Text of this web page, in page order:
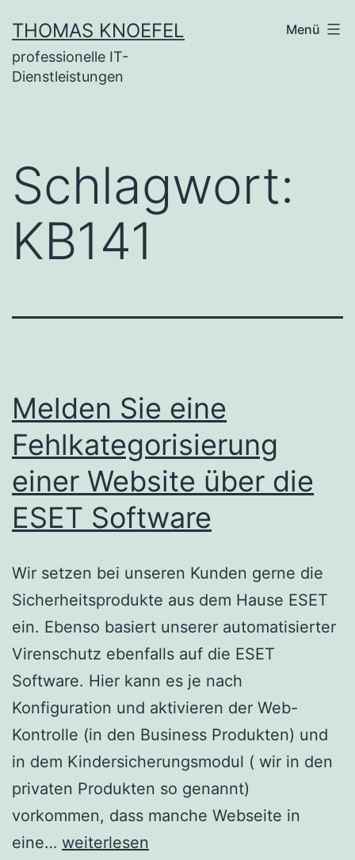
Inhalt
springen
THOMAS KNOEFEL
professionelle IT-
Dienstleistungen
Menü
Schlagwort:
KB141
Melden Sie eine
Fehlkategorisierung
einer Website über die
ESET Software
Wir setzen bei unseren Kunden gerne die
Sicherheitsprodukte aus dem Hause ESET
ein. Ebenso basiert unserer automatisierter
Virenschutz ebenfalls auf die ESET
Software. Hier kann es je nach
Konfiguration und aktivieren der Web-
Kontrolle (in den Business Produkten) und
in dem Kindersicherungsmodul ( wir in den
privaten Produkten so genannt)
vorkommen, dass manche Webseite in
eine… Melden
weiterlesen